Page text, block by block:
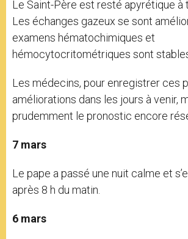
Le Saint-Père est resté apyrétique à
Les échanges gazeux se sont
examens hématochimiques et
hémocytocritométriques sont
Les médecins, pour enregistrer ces
améliorations dans les jours à venir,
prudemment le pronostic encore
7 mars
Le pape a passé une nuit calme et
après 8 h du matin.
6 mars